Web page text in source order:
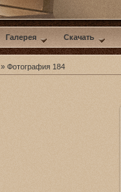
Галерея Скачать
» Фотография 184